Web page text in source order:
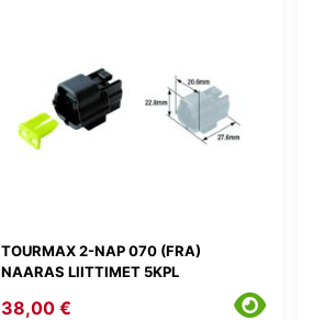
TOURMAX 2-NAP 070 (FRA)
NAARAS LIITTIMET 5KPL
38,00 €